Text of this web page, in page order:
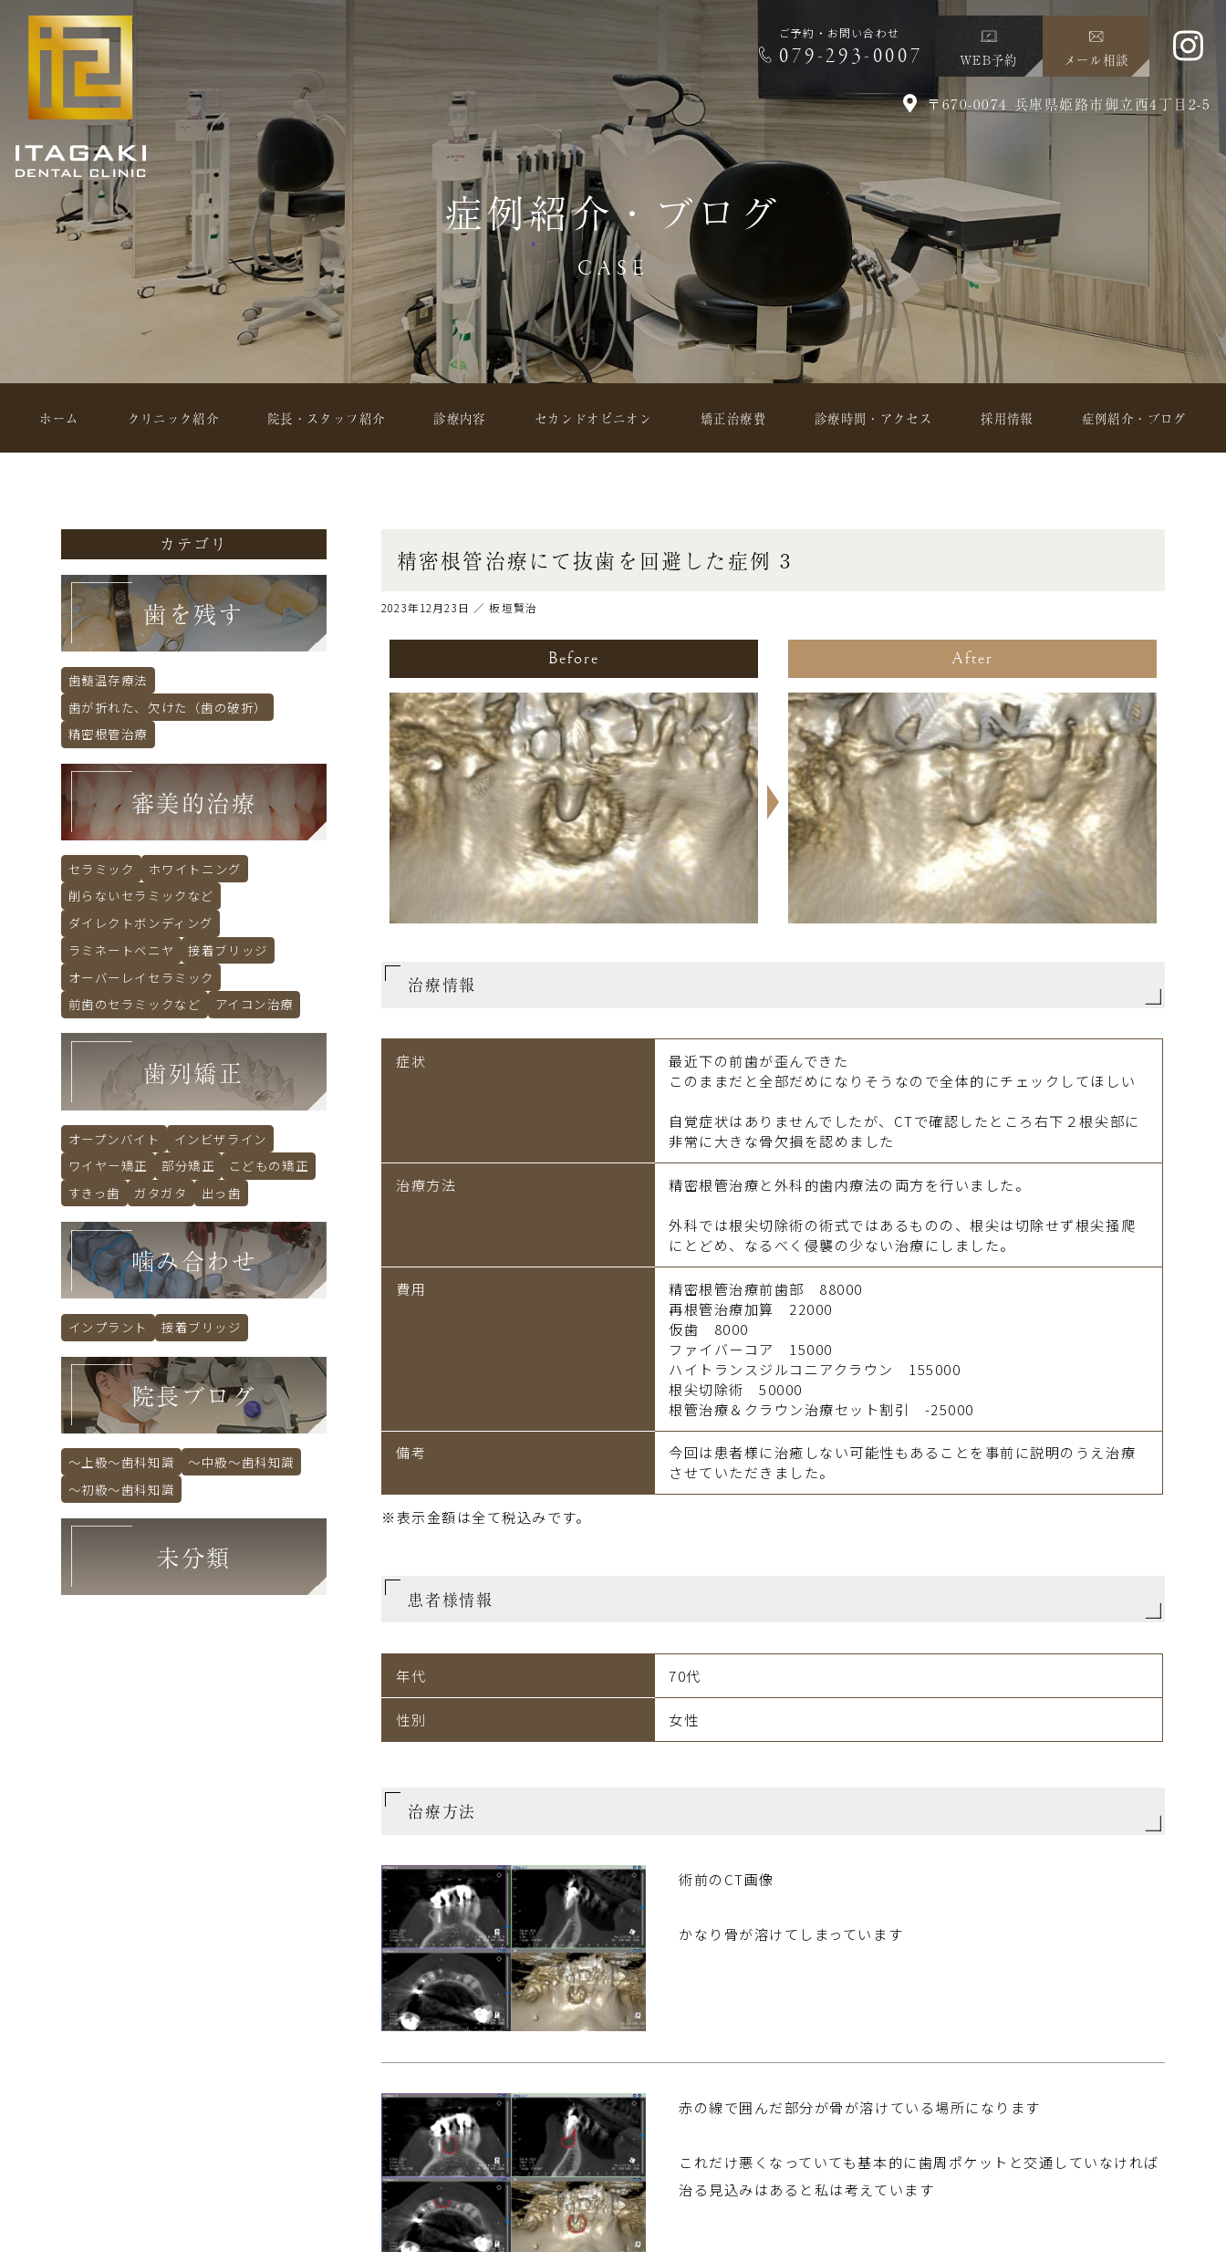
ご予約・お問い合わせ
079-293-0007 WEB予約 メール相談
〒670-0074 兵庫県姫路市御立西4丁目2-5
症例紹介・ブログ
CASE
ホーム クリニック紹介 院長・スタッフ紹介 診療内容 セカンドオピニオン 矯正治療費 診療時間・アクセス 採用情報 症例紹介・ブログ
精密根管治療にて抜歯を回避した症例 3
2023年12月23日 ／ 板垣賢治
Before After
治療情報
症状
最近下の前歯が歪んできた
このままだと全部だめになりそうなので全体的にチェックしてほしい
自覚症状はありませんでしたが、CTで確認したところ右下２根尖部に
非常に大きな骨欠損を認めました
治療方法
精密根管治療と外科的歯内療法の両方を行いました。
外科では根尖切除術の術式ではあるものの、根尖は切除せず根尖掻爬
にとどめ、なるべく侵襲の少ない治療にしました。
費用
精密根管治療前歯部 88000
再根管治療加算 22000
仮歯 8000
ファイバーコア 15000
ハイトランスジルコニアクラウン 155000
根尖切除術 50000
根管治療＆クラウン治療セット割引 -25000
備考
今回は患者様に治癒しない可能性もあることを事前に説明のうえ治療
させていただきました。
※表示金額は全て税込みです。
患者様情報
年代 70代
性別 女性
治療方法
術前のCT画像
かなり骨が溶けてしまっています
赤の線で囲んだ部分が骨が溶けている場所になります
これだけ悪くなっていても基本的に歯周ポケットと交通していなければ
治る見込みはあると私は考えています
カテゴリ
歯を残す
歯髄温存療法
歯が折れた、欠けた（歯の破折）
精密根管治療
審美的治療
セラミック
ホワイトニング
削らないセラミックなど
ダイレクトボンディング
ラミネートベニヤ
接着ブリッジ
オーバーレイセラミック
前歯のセラミックなど
アイコン治療
歯列矯正
オープンバイト
インビザライン
ワイヤー矯正
部分矯正
こどもの矯正
すきっ歯
ガタガタ 出っ歯
噛み合わせ
インプラント 接着ブリッジ
院長ブログ
～上級～歯科知識
～中級～歯科知識
～初級～歯科知識
未分類